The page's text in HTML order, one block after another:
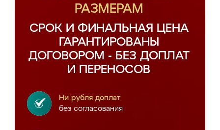
РАЗМЕРАМ
СРОК И ФИНАЛЬНАЯ ЦЕНА
ГАРАНТИРОВАНЫ
ДОГОВОРОМ - БЕЗ ДОПЛАТ
И ПЕРЕНОСОВ
Ни рубля доплат
без согласования